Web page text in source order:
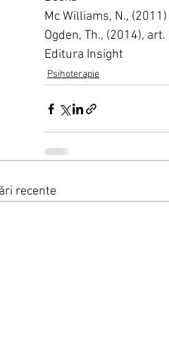
Mc Williams, N., (2011)
Ogden, Th., (2014), art.
Editura Insight
Psihoterapie
recente